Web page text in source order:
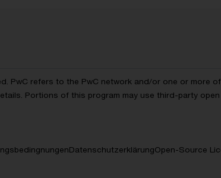
PwC refers to the PwC network and/or one or more
Portions of this program may use third-party
DatenschutzerklärungOpen-Source